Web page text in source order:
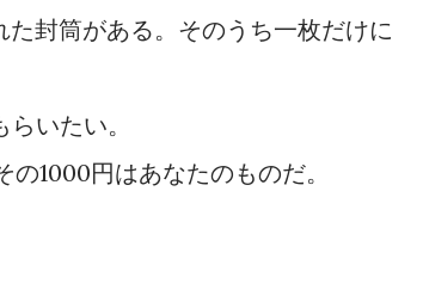
封筒がある。そのうち一枚だけに
いたい。
1000円はあなたのものだ。